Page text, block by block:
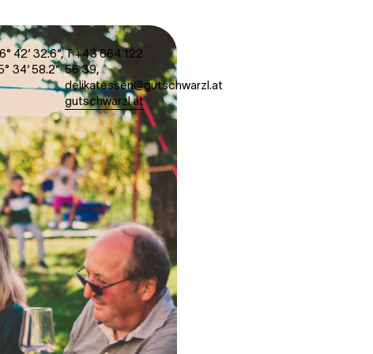
42‘ 32.6“,
34‘ 58.2“
T +43 664 122
56 39,
delikatessen@gutschwarzl.at
gutschwarzl.at